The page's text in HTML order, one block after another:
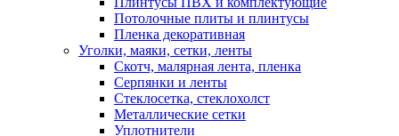
Потолочные плиты и плинтусы
Пленка декоративная
Уголки, маяки, сетки, ленты
Скотч, малярная лента, пленка
Серпянки и ленты
Стеклосетка, стеклохолст
Металлические сетки
Уплотнители